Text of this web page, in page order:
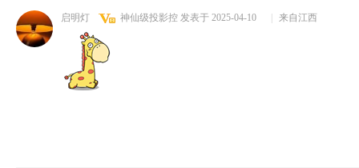
启明灯 神仙级投影控 发表于 2025-04-10 来自江西